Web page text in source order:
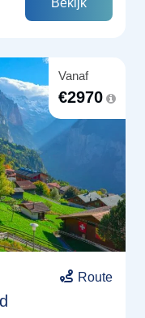
Bekijk
Vanaf
€2970
Route